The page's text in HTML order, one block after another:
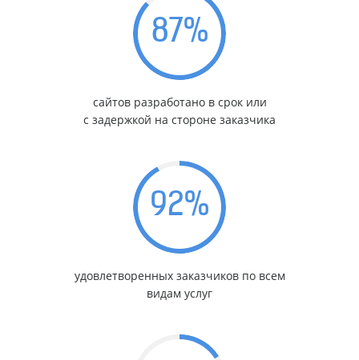
87%
сайтов разработано в срок или
с задержкой на стороне заказчика
92%
удовлетворенных заказчиков по всем
видам услуг